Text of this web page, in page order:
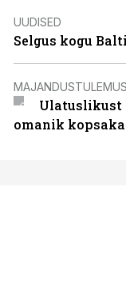
UUDISED
Selgus kogu
Ulatuslikust
omanik